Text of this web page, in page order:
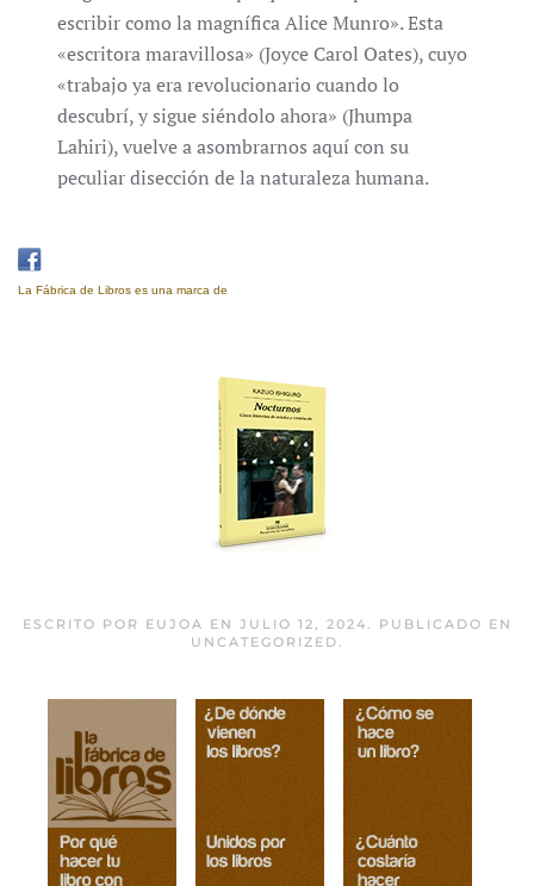
escribir como la magnífica Alice Munro». Esta
«escritora maravillosa» (Joyce Carol Oates), cuyo
«trabajo ya era revolucionario cuando lo
descubrí, y sigue siéndolo ahora» (Jhumpa
Lahiri), vuelve a asombrarnos aquí con su
peculiar disección de la naturaleza humana.
La Fábrica de Libros es una marca de
ESCRITO POR EUJOA EN JULIO 12, 2024. PUBLICADO EN
UNCATEGORIZED.